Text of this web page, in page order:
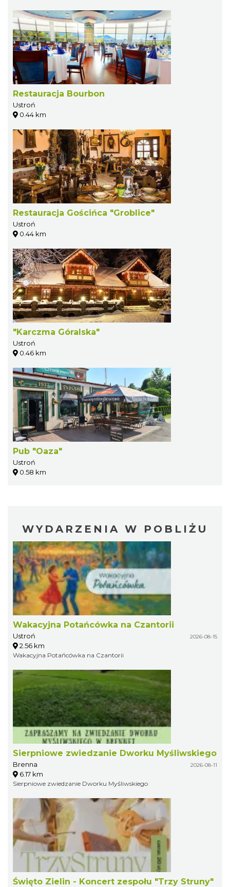
Restauracja Bourbon
Ustroń
0.44 km
Restauracja Gościńca "Groblice"
Ustroń
0.44 km
"Karczma Góralska"
Ustroń
0.46 km
Pub "Oaza"
Ustroń
0.58 km
WYDARZENIA W POBLIŻU
Wakacyjna Potańcówka na Czantorii
Ustroń 2026-08-15
2.56 km
Wakacyjna Potańcówka na Czantorii
Sierpniowe zwiedzanie Dworku Myśliwskiego
Brenna 2026-08-11
6.17 km
Sierpniowe zwiedzanie Dworku Myśliwskiego
Święto Zielin - Koncert zespołu "Trzy Struny"